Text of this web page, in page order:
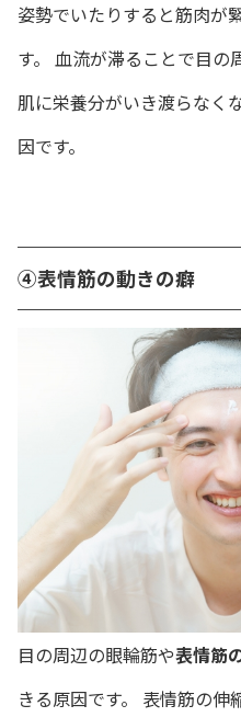
姿勢でいたりすると筋肉が
す。 血流が滞ることで目の
肌に栄養分がいき渡らなく
因です。
④表情筋の動きの癖
目の周辺の眼輪筋や表情筋
きる原因です。 表情筋の伸